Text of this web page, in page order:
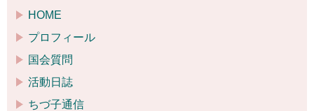
HOME
プロフィール
国会質問
活動日誌
ちづ子通信